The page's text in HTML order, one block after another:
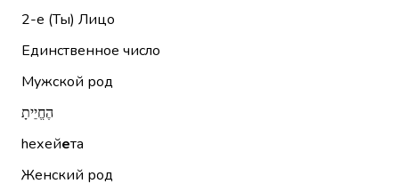
2-е (Ты) Лицо
Единственное число
Мужской род
הֶחֱיֵיתָ
hехейета
Женский род